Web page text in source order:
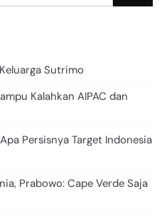
Sutrimo
Kalahkan AIPAC dan
Persisnya Target Indonesia
Prabowo: Cape Verde Saja